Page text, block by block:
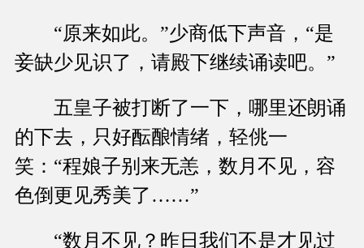
“原来如此。”少商低下声音，“是
妾缺少见识了，请殿下继续诵读吧。”
五皇子被打断了一下，哪里还朗诵
的下去，只好酝酿情绪，轻佻一
笑：“程娘子别来无恙，数月不见，容
色倒更见秀美了……”
“数月不见？昨日我们不是才见过